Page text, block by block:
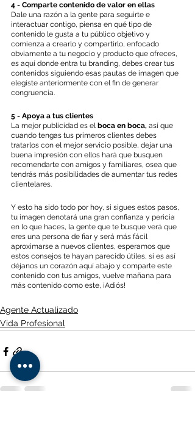
4 - Comparte contenido de valor en ellas
Dale una razón a la gente para seguirte e
interactuar contigo, piensa en qué tipo de
contenido le gusta a tu público objetivo y
comienza a crearlo y compartirlo, enfocado
obviamente a tu negocio y producto que ofreces,
es aquí donde entra tu branding, debes crear tus
contenidos siguiendo esas pautas de imagen que
elegiste anteriormente con el fin de generar
congruencia.
5 - Apoya a tus clientes
La mejor publicidad es el boca en boca, así que
cuando tengas tus primeros clientes debes
tratarlos con el mejor servicio posible, dejar una
buena impresión con ellos hará que busquen
recomendarte con amigos y familiares, osea que
tendrás más posibilidades de aumentar tus redes
clientelares.
Y esto ha sido todo por hoy, si sigues estos pasos,
tu imagen denotará una gran confianza y pericia
en lo que haces, la gente que te busque verá que
eres una persona de fiar y será más fácil
aproximarse a nuevos clientes, esperamos que
estos consejos te hayan parecido útiles, si es así
déjanos un corazón aquí abajo y comparte este
contenido con tus amigos, vuelve mañana para
más contenido como este, ¡Adiós!
Agente Actualizado
Vida Profesional